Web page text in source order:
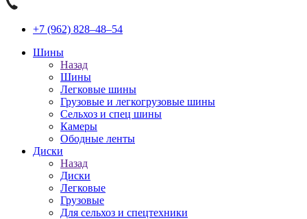
+7 (962) 828‒48‒54
Шины
Назад
Шины
Легковые шины
Грузовые и легкогрузовые шины
Сельхоз и спец шины
Камеры
Ободные ленты
Диски
Назад
Диски
Легковые
Грузовые
Для сельхоз и спецтехники